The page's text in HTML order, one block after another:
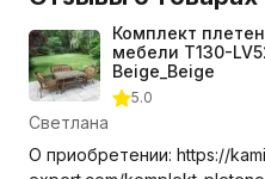
Комплект
мебели T130-
Beige_Beige
5.0
Светлана
О приобретении: https://